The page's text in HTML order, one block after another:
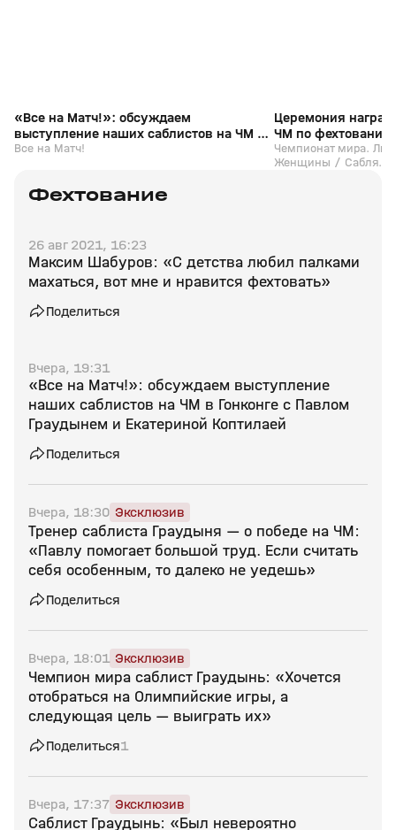
«Все на Матч!»: обсуждаем
выступление наших саблистов на ЧМ в
Гонконге с Павлом Граудынем и
Все на Матч!
Церемония
ЧМ по
мира. Личное
Женщины /
Чемпионат мира.
Женщины / Сабля.
Фехтование
26 авг 2021, 16:23
Максим Шабуров: «С детства любил палками
махаться, вот мне и нравится фехтовать»
Поделиться
Вчера, 19:31
«Все на Матч!»: обсуждаем выступление
наших саблистов на ЧМ в Гонконге с Павлом
Граудынем и Екатериной Коптилаей
Поделиться
Вчера, 18:30 Эксклюзив
Тренер саблиста Граудыня — о победе на ЧМ:
«Павлу помогает большой труд. Если считать
себя особенным, то далеко не уедешь»
Поделиться
Вчера, 18:01 Эксклюзив
Чемпион мира саблист Граудынь: «Хочется
отобраться на Олимпийские игры, а
следующая цель — выиграть их»
Поделиться1
Вчера, 17:37 Эксклюзив
Саблист Граудынь: «Был невероятно